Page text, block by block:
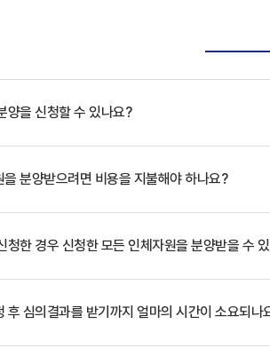
양을 신청할 수 있나요?
을 분양받으려면 비용을 지불해야 하나요?
청한 경우 신청한 모든 인체자원을 분양받을 수
후 심의결과를 받기까지 얼마의 시간이 소요되나